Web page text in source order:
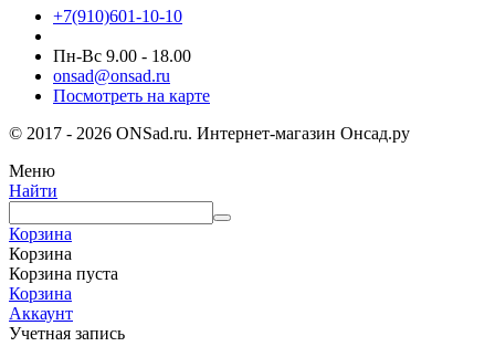
+7(910)601-10-10
Пн-Вс 9.00 - 18.00
onsad@onsad.ru
Посмотреть на карте
© 2017 - 2026 ONSad.ru. Интернет-магазин Онсад.ру
Меню
Найти
Корзина
Корзина
Корзина пуста
Корзина
Аккаунт
Учетная запись